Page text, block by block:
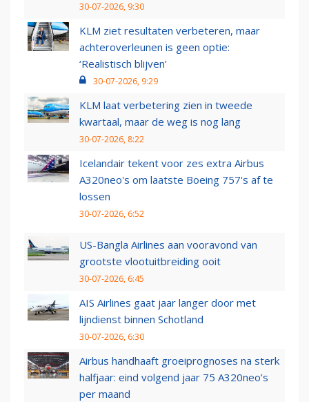
30-07-2026, 9:30
KLM ziet resultaten verbeteren, maar
achteroverleunen is geen optie:
‘Realistisch blijven’
30-07-2026, 9:29
KLM laat verbetering zien in tweede
kwartaal, maar de weg is nog lang
30-07-2026, 8:22
Icelandair tekent voor zes extra Airbus
A320neo's om laatste Boeing 757's af te
lossen
30-07-2026, 6:52
US-Bangla Airlines aan vooravond van
grootste vlootuitbreiding ooit
30-07-2026, 6:45
AIS Airlines gaat jaar langer door met
lijndienst binnen Schotland
30-07-2026, 6:30
Airbus handhaaft groeiprognoses na sterk
halfjaar: eind volgend jaar 75 A320neo’s
per maand